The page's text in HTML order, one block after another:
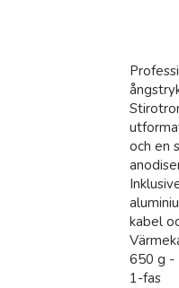
och en
kabel
650 g -
1-fas